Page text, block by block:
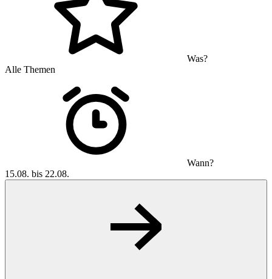
Was?
Alle Themen
Wann?
15.08. bis 22.08.